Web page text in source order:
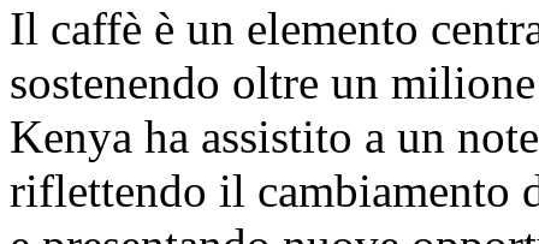
Il caffè è un elemento
sostenendo oltre un
Kenya ha assistito a un
riflettendo il cambiamento